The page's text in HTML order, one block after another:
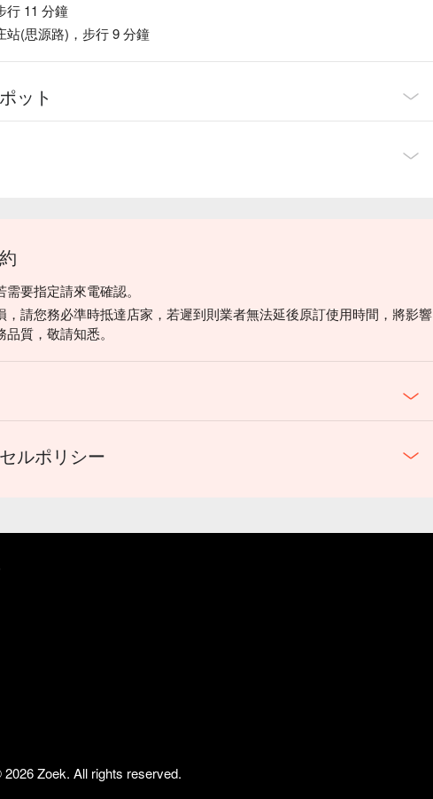
行 11 分鐘
站(思源路)，步行 9 分鐘
ット
要指定請來電確認。
，請您務必準時抵達店家，若遲到則業者無法延後原訂使用時間，將影響
質，敬請知悉。
ルポリシー
Zoek. All rights reserved.